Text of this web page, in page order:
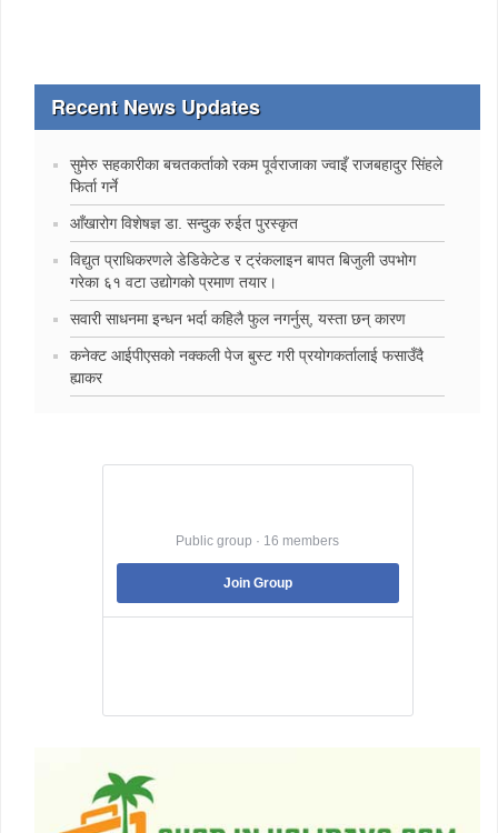
Recent News Updates
सुमेरु सहकारीका बचतकर्ताको रकम पूर्वराजाका ज्वाइँ राजबहादुर सिंहले
फिर्ता गर्ने
‍आँखारोग विशेषज्ञ डा. सन्दुक रुईत पुरस्कृत
विद्युत प्राधिकरणले डेडिकेटेड र ट्रंकलाइन बापत बिजुली उपभोग
गरेका ६१ वटा उद्योगको प्रमाण तयार।
सवारी साधनमा इन्धन भर्दा कहिलै फुल नगर्नुस्, यस्ता छन् कारण
कनेक्ट आईपीएसको नक्कली पेज बुस्ट गरी प्रयोगकर्तालाई फसाउँदै
ह्याकर
Public group · 16 members
Join Group